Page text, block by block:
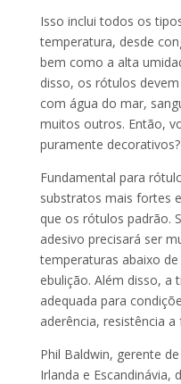
Isso inclui todos os
temperatura, desde
bem como a alta
disso, os rótulos
com água do mar,
muitos outros. Então,
puramente decorativos?
Fundamental para
substratos mais fortes
que os rótulos padrão.
adesivo precisará ser
temperaturas abaixo
ebulição. Além disso, a
adequada para
aderência, resistência
Phil Baldwin, gerente
Irlanda e Escandinávia,